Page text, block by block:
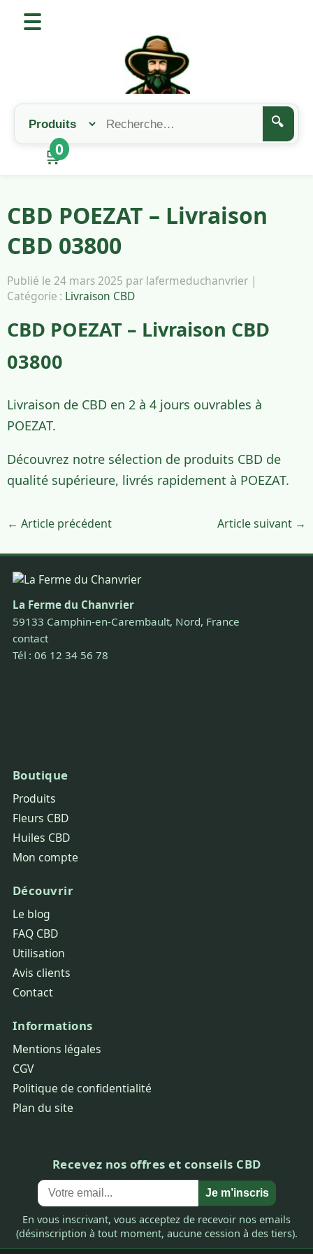
🔍
🛒
0
CBD POEZAT – Livraison
CBD 03800
Publié le 24 mars 2025 par lafermeduchanvrier |
Catégorie : Livraison CBD
CBD POEZAT – Livraison CBD
03800
Livraison de CBD en 2 à 4 jours ouvrables à
POEZAT.
Découvrez notre sélection de produits CBD de
qualité supérieure, livrés rapidement à POEZAT.
← Article précédent Article suivant →
La Ferme du Chanvrier
59133 Camphin-en-Carembault, Nord, France
contact
Tél : 06 12 34 56 78
Boutique
Produits
Fleurs CBD
Huiles CBD
Mon compte
Découvrir
Le blog
FAQ CBD
Utilisation
Avis clients
Contact
Informations
Mentions légales
CGV
Politique de confidentialité
Plan du site
Recevez nos offres et conseils CBD
Je m’inscris
En vous inscrivant, vous acceptez de recevoir nos emails
(désinscription à tout moment, aucune cession à des tiers).